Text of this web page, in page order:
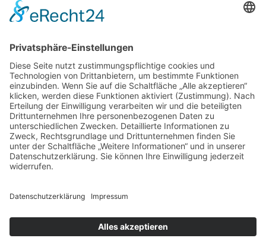
Jedes Kind wertschätzen!
Artikel
Artikel 2018
Artikel 2017
Artikel 2016
Artikel 2015
Artikel 2014
Artikel 2013
Artikel 2012
Artikel bis 2011
Artikel zum Download - Religion
Artikel zum Download
Autorenrunden
Individuelle Lernwege Teil II A
Individuelle Lernwege Teil II B